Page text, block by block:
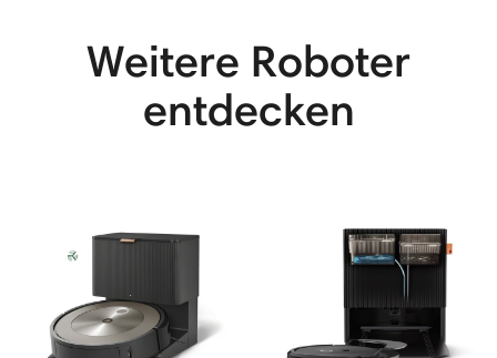
Weitere Roboter
entdecken